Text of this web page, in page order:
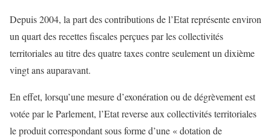
Depuis 2004, la part des contributions de l’Etat représente environ
un quart des recettes fiscales perçues par les collectivités
territoriales au titre des quatre taxes contre seulement un dixième
vingt ans auparavant.
En effet, lorsqu’une mesure d’exonération ou de dégrèvement est
votée par le Parlement, l’Etat reverse aux collectivités territoriales
le produit correspondant sous forme d’une « dotation de